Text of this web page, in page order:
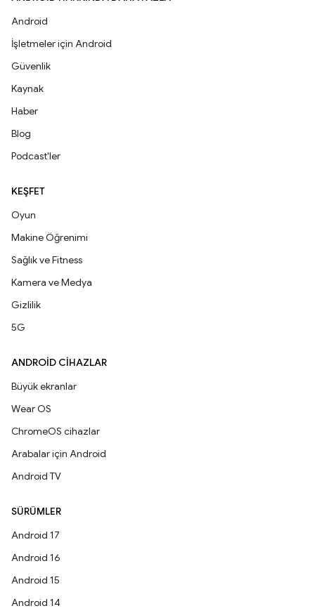
Android
İşletmeler için Android
Güvenlik
Kaynak
Haber
Blog
Podcast'ler
KEŞFET
Oyun
Makine Öğrenimi
Sağlık ve Fitness
Kamera ve Medya
Gizlilik
5G
ANDROID CIHAZLAR
Büyük ekranlar
Wear OS
ChromeOS cihazlar
Arabalar için Android
Android TV
SÜRÜMLER
Android 17
Android 16
Android 15
Android 14